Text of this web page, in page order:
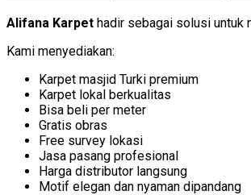
Alifana Karpet hadir sebagai solusi untuk
Kami menyediakan:
Karpet masjid Turki premium
Karpet lokal berkualitas
Bisa beli per meter
Gratis obras
Free survey lokasi
Jasa pasang profesional
Harga distributor langsung
Motif elegan dan nyaman dipandang